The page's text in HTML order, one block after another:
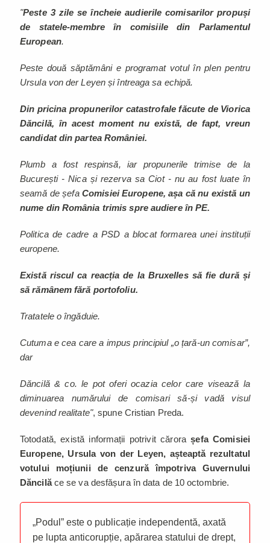
"Peste 3 zile se încheie audierile comisarilor propuși
de statele-membre în comisiile din Parlamentul
European.
Peste două săptămâni e programat votul în plen pentru
Ursula von der Leyen și întreaga sa echipă.
Din pricina propunerilor catastrofale făcute de Viorica
Dăncilă, în acest moment nu există, de fapt, vreun
candidat din partea României.
Plumb a fost respinsă, iar propunerile trimise de la
București - Nica și rezerva sa Ciot - nu au fost luate în
seamă de șefa Comisiei Europene, așa că nu există un
nume din România trimis spre audiere în PE.
Politica de cadre a PSD a blocat formarea unei instituții
europene.
Există riscul ca reacția de la Bruxelles să fie dură și
să rămânem fără portofoliu.
Tratatele o îngăduie.
Cutuma e cea care a impus principiul „o țară-un comisar”,
dar
Dăncilă & co. le pot oferi ocazia celor care visează la
diminuarea numărului de comisari să-și vadă visul
devenind realitate", spune Cristian Preda.
Totodată, există informații potrivit cărorașefa Comisiei
Europene, Ursula von der Leyen, așteaptă rezultatul
votului moțiunii de cenzură împotriva Guvernului
Dăncilăce se va desfășura în data de 10 octombrie.
„Podul” este o publicație independentă, axată
pe lupta anticorupție, apărarea statului de drept,